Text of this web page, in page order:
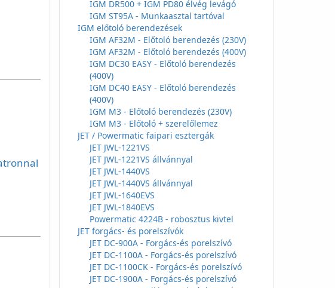
IGM DR500 + IGM PD80 élvég levágó
IGM ST95A - Munkaasztal tartóval
IGM előtoló berendezések
IGM AF32M - Előtoló berendezés (230V)
IGM AF32M - Előtoló berendezés (400V)
IGM DC30 EASY - Előtoló berendezés
(400V)
IGM DC40 EASY - Előtoló berendezés
(400V)
IGM M3 - Előtoló berendezés (230V)
IGM M3 - Előtoló + szerelőlemez
JET / Powermatic faipari esztergák
JET JWL-1221VS
JET JWL-1221VS állvánnyal
JET JWL-1440VS
JET JWL-1440VS állvánnyal
JET JWL-1640EVS
JET JWL-1840EVS
Powermatic 4224B - robosztus kivtel
JET forgács- és porelszívók
JET DC-900A - Forgács-és porelszívó
JET DC-1100A - Forgács-és porelszívó
JET DC-1100CK - Forgács-és porelszívó
JET DC-1900A - Forgács-és porelszívó